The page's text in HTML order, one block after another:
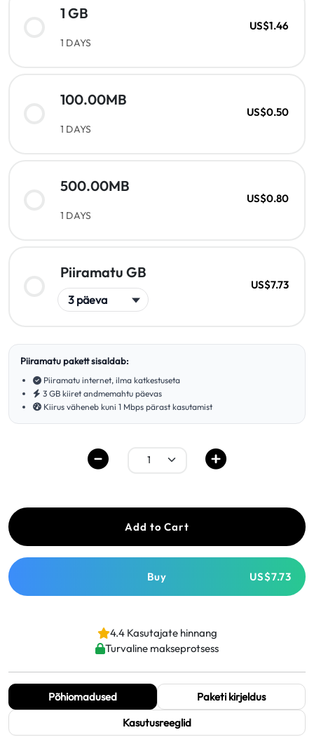
1 GB
1 DAYS
US$1.46
100.00MB
1 DAYS
US$0.50
500.00MB
1 DAYS
US$0.80
Piiramatu GB
US$7.73
Piiramatu pakett sisaldab:
Piiramatu internet, ilma katkestuseta
3 GB kiiret andmemahtu päevas
Kiirus väheneb kuni 1 Mbps pärast kasutamist
Add to Cart
Buy US$7.73
4.4 Kasutajate hinnang
Turvaline makseprotsess
Põhiomadused
Paketi kirjeldus
Kasutusreeglid